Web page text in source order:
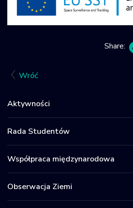
Wróć
Aktywności
Rada Studentów
Współpraca międzynarodowa
Obserwacja Ziemi
Share: